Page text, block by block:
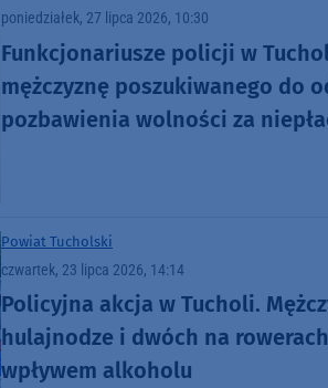
poniedziałek, 27 lipca 2026, 10:30
Funkcjonariusze policji w
mężczyznę poszukiwanego do
pozbawienia wolności za
Powiat Tucholski
czwartek, 23 lipca 2026, 14:14
Policyjna akcja w Tucholi.
hulajnodze i dwóch na
wpływem alkoholu